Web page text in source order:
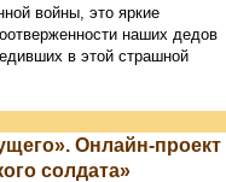
войны, это яркие
наших дедов
в этой страшной
Онлайн-проект
солдата»